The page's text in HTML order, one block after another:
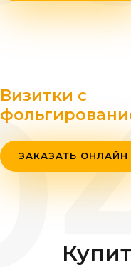
Визитки с
ЗАКАЗАТЬ ОНЛАЙН